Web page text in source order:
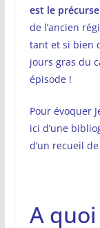
est le
de l’ancien
tant et si bien
jours gras du
épisode !
Pour évoquer
ici d’une
d’un recueil
A